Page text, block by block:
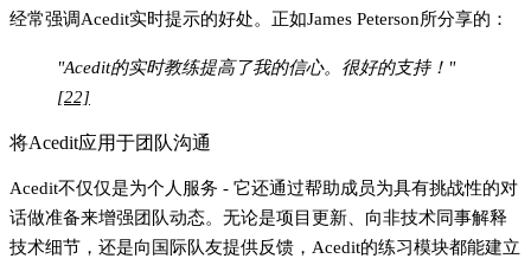
经常强调Acedit实时提示的好处。正如James Peterson所分享的：
"Acedit的实时教练提高了我的信心。很好的支持！"
[22]
将Acedit应用于团队沟通
Acedit不仅仅是为个人服务 - 它还通过帮助成员为具有挑战性的对
话做准备来增强团队动态。无论是项目更新、向非技术同事解释
技术细节，还是向国际队友提供反馈，Acedit的练习模块都能建立